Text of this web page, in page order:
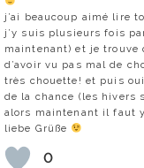
j’ai beaucoup aimé lire
j’y suis plusieurs fois
maintenant) et je trouve
d’avoir vu pas mal de
très chouette! et puis
de la chance (les hivers
alors maintenant il faut
liebe Grüße
0